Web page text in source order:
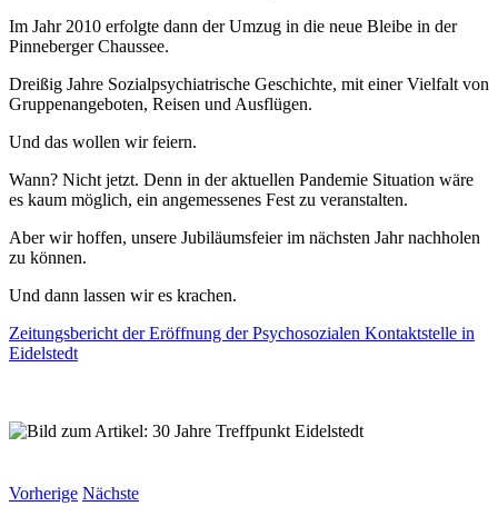
Im Jahr 2010 erfolgte dann der Umzug in die neue Bleibe in der
Pinneberger Chaussee.
Dreißig Jahre Sozialpsychiatrische Geschichte, mit einer Vielfalt von
Gruppenangeboten, Reisen und Ausflügen.
Und das wollen wir feiern.
Wann? Nicht jetzt. Denn in der aktuellen Pandemie Situation wäre
es kaum möglich, ein angemessenes Fest zu veranstalten.
Aber wir hoffen, unsere Jubiläumsfeier im nächsten Jahr nachholen
zu können.
Und dann lassen wir es krachen.
Zeitungsbericht der Eröffnung der Psychosozialen Kontaktstelle in
Eidelstedt
Vorherige Nächste